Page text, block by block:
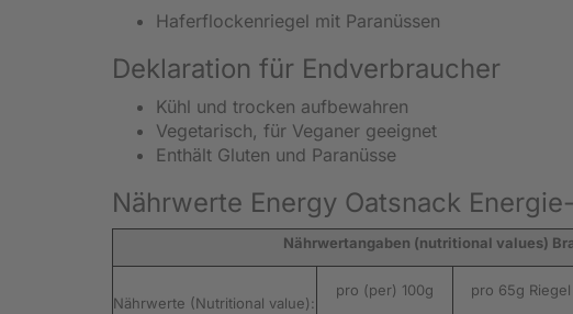
Haferflockenriegel mit Paranüssen
Deklaration für Endverbraucher
Kühl und trocken aufbewahren
Vegetarisch, für Veganer geeignet
Enthält Gluten und Paranüsse
Nährwerte Energy Oatsnack
Nährwertangaben (nutritional values)
Nährwerte (Nutritional value):
pro (per) 100g pro 65g Riegel